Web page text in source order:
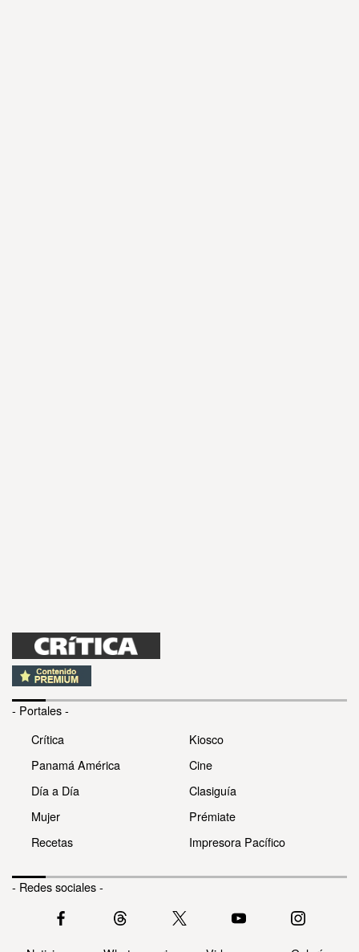
- Portales -
Crítica
Panamá América
Día a Día
Mujer
Recetas
Kiosco
Cine
Clasiguía
Prémiate
Impresora Pacífico
- Redes sociales -